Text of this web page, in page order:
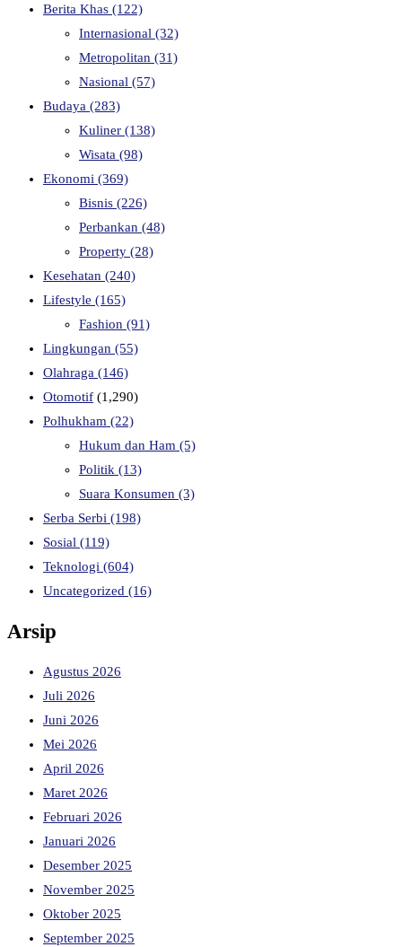
Berita Khas (122)
Internasional (32)
Metropolitan (31)
Nasional (57)
Budaya (283)
Kuliner (138)
Wisata (98)
Ekonomi (369)
Bisnis (226)
Perbankan (48)
Property (28)
Kesehatan (240)
Lifestyle (165)
Fashion (91)
Lingkungan (55)
Olahraga (146)
Otomotif (1,290)
Polhukham (22)
Hukum dan Ham (5)
Politik (13)
Suara Konsumen (3)
Serba Serbi (198)
Sosial (119)
Teknologi (604)
Uncategorized (16)
Arsip
Agustus 2026
Juli 2026
Juni 2026
Mei 2026
April 2026
Maret 2026
Februari 2026
Januari 2026
Desember 2025
November 2025
Oktober 2025
September 2025